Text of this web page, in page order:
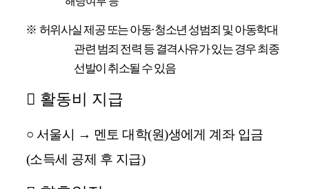
※ 허위사실 제공 또는 아동·청소년 성범죄 및 아동학대
관련 범죄 전력 등 결격사유가 있는 경우 최종
선발이 취소될 수 있음
󰏚 활동비 지급
○ 서울시 → 멘토 대학(원)생에게 계좌 입금
(소득세 공제 후 지급)